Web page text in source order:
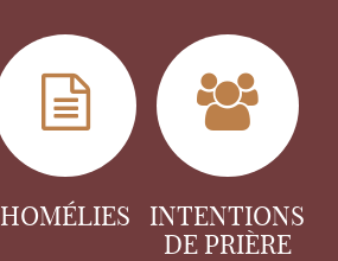
HOMÉLIES
INTENTIONS
DE PRIÈRE